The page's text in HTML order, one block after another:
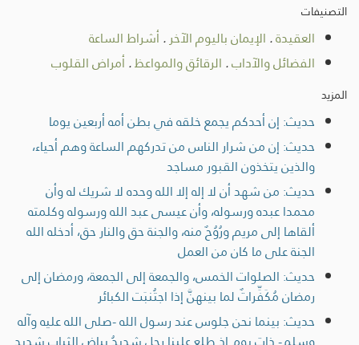
التصنيفات
العقيدة. الإيمان باليوم الآخر. أشراط الساعة
الفضائل والآداب. الرقائق والمواعظ. أمراض القلوب
المزيد
حديث: إن أحدكم يجمع خلقه في بطن أمه أربعين يوما
حديث: إن من شرار الناس من تدركهم الساعة وهم أحياء،
والذين يتخذون القبور مساجد
حديث: من شهد أن لا إله إلا الله وحده لا شريك له وأن
محمدا عبده ورسوله، وأن عيسى عبد الله ورسوله وكلمته
ألقاها إلى مريم ورُوُحٌ منه، والجنة حق والنار حق، أدخله الله
الجنة على ما كان من العمل
حديث: الصلوات الخمس، والجمعة إلى الجمعة، ورمضان إلى
رمضان مُكَفِّراتٌ لما بينهنَّ إذا اجتُنبَت الكبائر
حديث: بينما نحن جلوس عند رسول الله -صلى الله عليه وآله